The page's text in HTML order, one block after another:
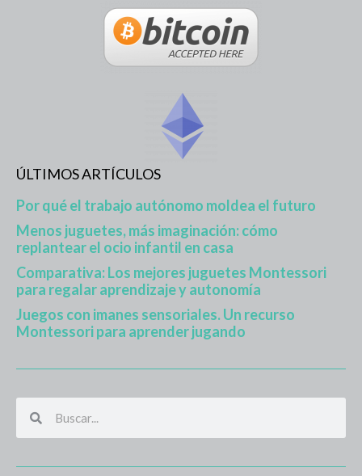
ÚLTIMOS ARTÍCULOS
Por qué el trabajo autónomo moldea el futuro
Menos juguetes, más imaginación: cómo
replantear el ocio infantil en casa
Comparativa: Los mejores juguetes Montessori
para regalar aprendizaje y autonomía
Juegos con imanes sensoriales. Un recurso
Montessori para aprender jugando